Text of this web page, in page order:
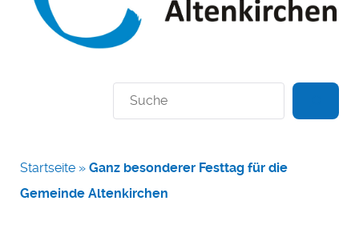
Suchen
Startseite » Ganz besonderer Festtag für die
Gemeinde Altenkirchen